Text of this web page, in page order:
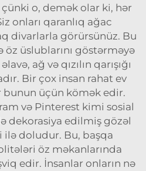
o, demək olar ki, hər
onları qaranlıq ağac
divarlarla görürsünüz. Bu
üslublarını göstərməyə
ağ və qızılın qarışığı
Bir çox insan rahat ev
bunun üçün kömək edir.
və Pinterest kimi sosial
dekorasiya edilmiş gözəl
ilə doludur. Bu, başqa
öz məkanlarında
edir. İnsanlar onların nə